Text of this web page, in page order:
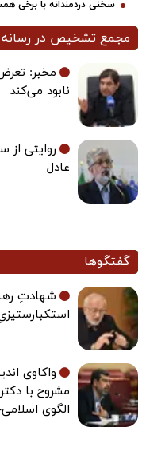
سخنی دردمندانه با برخی
مجمع تشخیص در رسانه
مخبر:
نابود می‌کند
روایتی از
عادل
گفتگوها
شهادتِ
واکاوی
مشروح با
الگوی